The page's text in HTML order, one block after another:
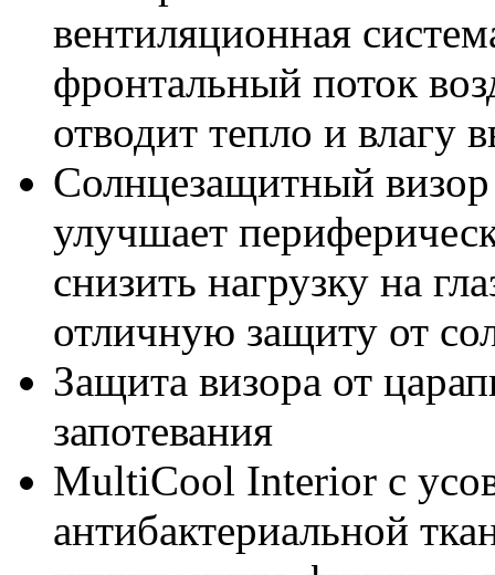
вентиляционная
фронтальный поток
отводит тепло и влагу
Солнцезащитный
улучшает
снизить нагрузку на
отличную защиту от
Защита визора от
запотевания
MultiCool Interior с
антибактериальной